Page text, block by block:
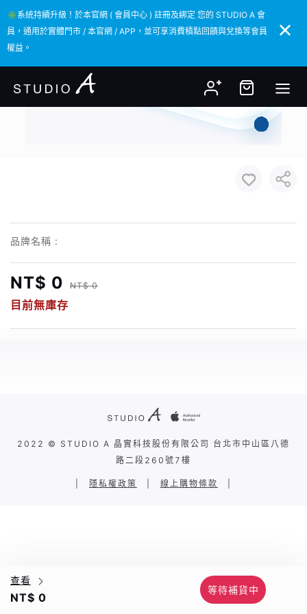
✳️系統持續升級！於本官網 ( 會員中心 ) 註冊及綁定 您的 STUDIO A 會
員，通用於實體門市 / 本官網 / APP，並可享消費積點回饋與兌換等會員
權益。
✳️系統持續升級！於本官網 ( 會員中心 ) 註冊及綁定 您的 STUDIO A 會
員，通用於實體門市 / 本官網 / APP，並可享消費積點回饋與兌換等會員
權益。
品牌名稱 :
NT$ 0 NT$ 0
目前無庫存
查看
NT$ 0
等待補貨中
2022 © STUDIO A 晶實科技股份有限公司 台北市中山區八德
路二段260號7樓
隱私權政策 線上購物條款